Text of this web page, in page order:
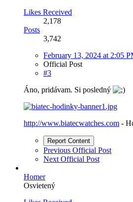
Likes Received
2,178
Posts
3,742
February 13, 2024 at 2:05
Official Post
#3
Áno, pridávam. Si posledný
http://www.biatecwatches.com -
Report Content
Previous Official Post
Next Official Post
Homer
Osvietený